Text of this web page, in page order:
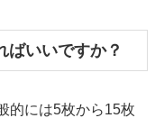
ばいいですか？
的には5枚から15枚